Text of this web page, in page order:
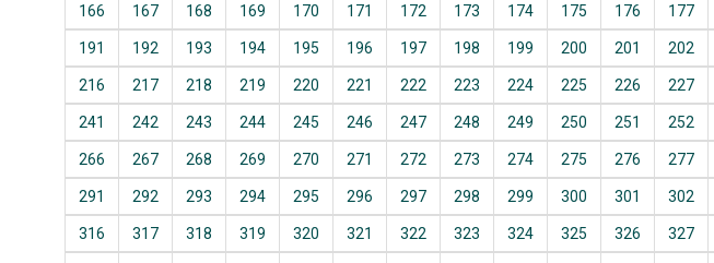
166 167 168 169 170 171 172 173 174 175 176 177
191 192 193 194 195 196 197 198 199 200 201 202
216 217 218 219 220 221 222 223 224 225 226 227
241 242 243 244 245 246 247 248 249 250 251 252
266 267 268 269 270 271 272 273 274 275 276 277
291 292 293 294 295 296 297 298 299 300 301 302
316 317 318 319 320 321 322 323 324 325 326 327